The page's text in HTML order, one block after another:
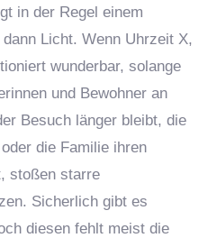
in der Regel einem
Licht. Wenn Uhrzeit X,
wunderbar, solange
und Bewohner an
Besuch länger bleibt, die
die Familie ihren
stoßen starre
Sicherlich gibt es
diesen fehlt meist die